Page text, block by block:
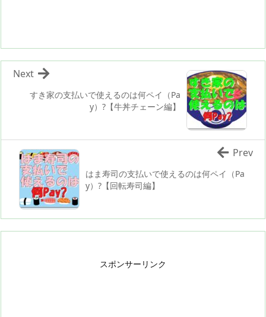
すき家の支払いで使えるのは何ペイ（Pa
y）?【牛丼チェーン編】
Next
はま寿司の支払いで使えるのは何ペイ（Pa
y）?【回転寿司編】
Prev
スポンサーリンク